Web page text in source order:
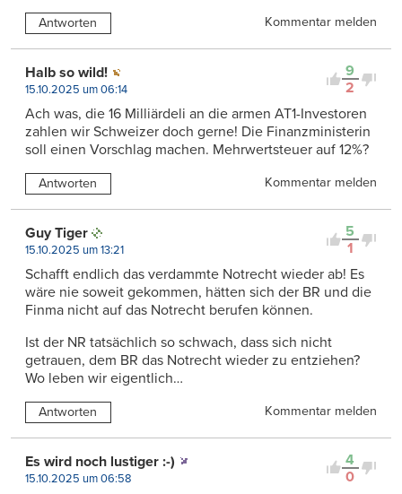
Antworten Kommentar melden
9
2
Halb so wild!
15.10.2025 um 06:14
Ach was, die 16 Milliärdeli an die armen AT1-Investoren
zahlen wir Schweizer doch gerne! Die Finanzministerin
soll einen Vorschlag machen. Mehrwertsteuer auf 12%?
Antworten Kommentar melden
5
1
Guy Tiger
15.10.2025 um 13:21
Schafft endlich das verdammte Notrecht wieder ab! Es
wäre nie soweit gekommen, hätten sich der BR und die
Finma nicht auf das Notrecht berufen können.
Ist der NR tatsächlich so schwach, dass sich nicht
getrauen, dem BR das Notrecht wieder zu entziehen?
Wo leben wir eigentlich…
Antworten Kommentar melden
4
0
Es wird noch lustiger :-)
15.10.2025 um 06:58